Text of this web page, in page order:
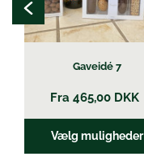
Gaveidé 7
Fra 465,00 DKK
Vælg muligheder
vælges
på
varesiden